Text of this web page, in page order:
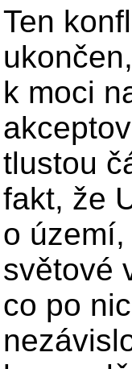
Ten
k moci
tlustou
fakt, že
o
světové
co po